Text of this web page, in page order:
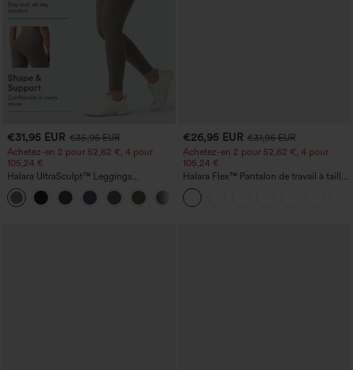
€31,95 EUR €35,95 EUR
Achetez-en 2 pour 52,62 €, 4 pour
105,24 €
Halara UltraSculpt™ Leggings
d'entraînement sculptants taille haute,
effet ventre plat, avec poche
€26,95 EUR €31,95 EUR
Achetez-en 2 pour 52,62 €, 4 pour
105,24 €
Halara Flex™ Pantalon de travail à taille
haute, jambe large, avec poches, en
maille gaufrée